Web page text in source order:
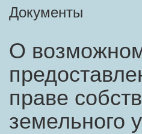
Документы
О
праве
земельного